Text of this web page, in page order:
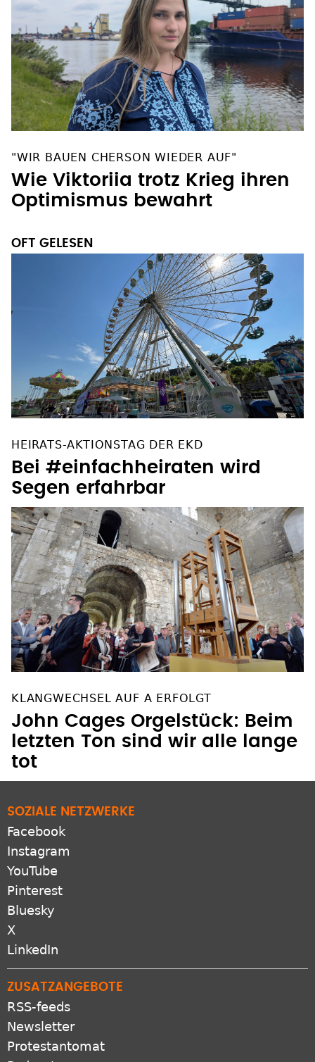
"WIR BAUEN CHERSON WIEDER AUF"
Wie Viktoriia trotz Krieg ihren
Optimismus bewahrt
OFT GELESEN
HEIRATS-AKTIONSTAG DER EKD
Bei #einfachheiraten wird
Segen erfahrbar
KLANGWECHSEL AUF A ERFOLGT
John Cages Orgelstück: Beim
letzten Ton sind wir alle lange
tot
SOZIALE NETZWERKE
Facebook
Instagram
YouTube
Pinterest
Bluesky
X
LinkedIn
ZUSATZANGEBOTE
RSS-feeds
Newsletter
Protestantomat